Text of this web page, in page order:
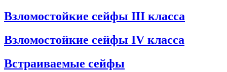
Взломостойкие сейфы III класса
Взломостойкие сейфы IV класса
Встраиваемые сейфы